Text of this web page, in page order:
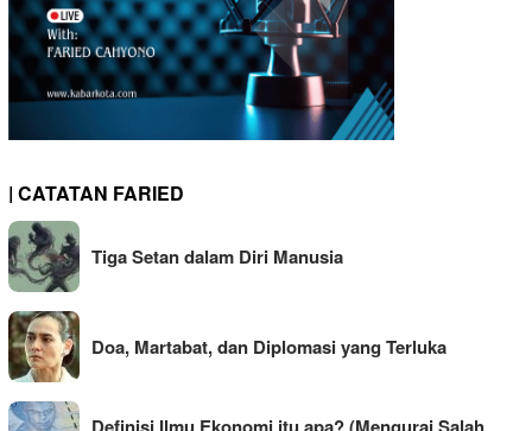
| CATATAN FARIED
Tiga Setan dalam Diri Manusia
Doa, Martabat, dan Diplomasi yang Terluka